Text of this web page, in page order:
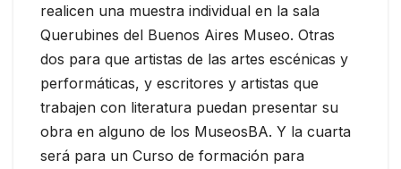
realicen una muestra individual en la sala
Querubines del Buenos Aires Museo. Otras
dos para que artistas de las artes escénicas y
performáticas, y escritores y artistas que
trabajen con literatura puedan presentar su
obra en alguno de los MuseosBA. Y la cuarta
será para un Curso de formación para